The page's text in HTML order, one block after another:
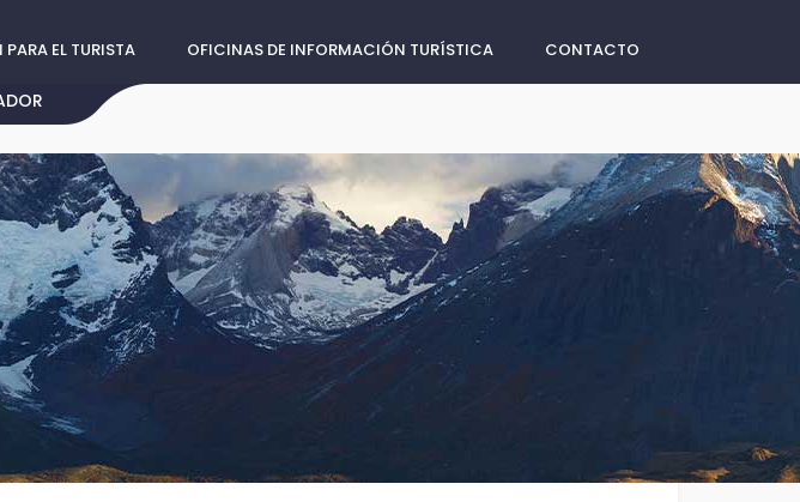
EL TURISTA OFICINAS DE INFORMACIÓN TURÍSTICA CONTACTO